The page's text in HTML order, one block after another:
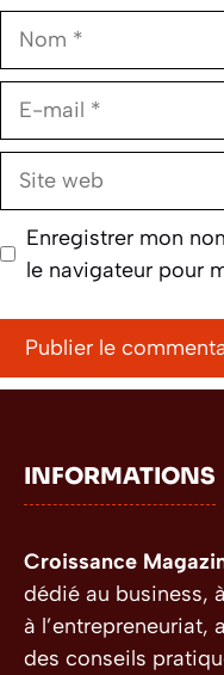
Nom
E-
Site
Enregistrer mon
le navigateur pour
INFORMATIONS
Croissance
dédié au business,
à l’entrepreneuriat,
des conseils